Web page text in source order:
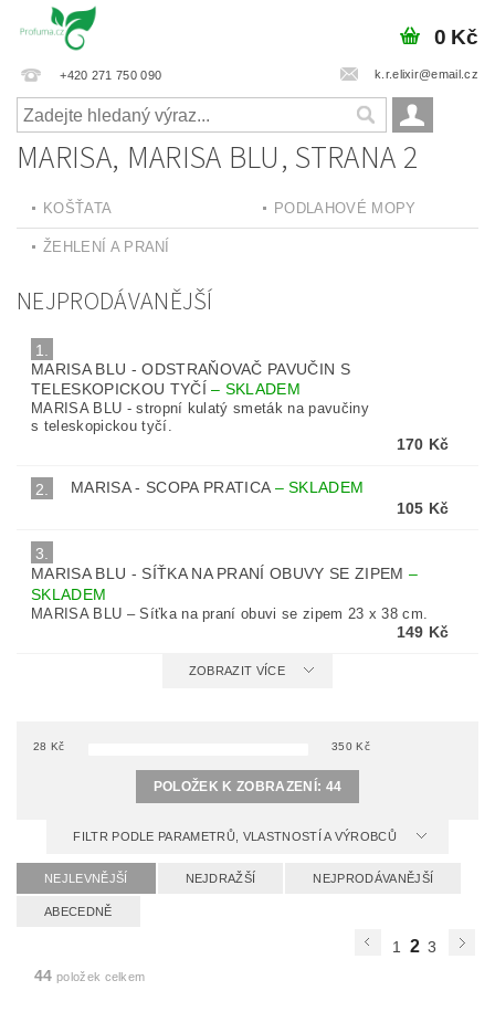
+420 271 750 090 k.r.elixir@email.cz
0 Kč
MARISA, MARISA BLU, STRANA 2
KOŠŤATA PODLAHOVÉ MOPY
ŽEHLENÍ A PRANÍ
NEJPRODÁVANĚJŠÍ
1.
MARISA BLU - ODSTRAŇOVAČ PAVUČIN S
TELESKOPICKOU TYČÍ– SKLADEM
MARISA BLU - stropní kulatý smeták na pavučiny
s teleskopickou tyčí.
170 Kč
2. MARISA - SCOPA PRATICA –SKLADEM
105 Kč
3.
MARISA BLU - SÍŤKA NA PRANÍ OBUVY SE ZIPEM –
SKLADEM
MARISA BLU – Síťka na praní obuvi se zipem 23 x 38 cm.
149 Kč
ZOBRAZIT VÍCE
28 Kč 350 Kč
POLOŽEK K ZOBRAZENÍ: 44
FILTR PODLE PARAMETRŮ, VLASTNOSTÍ A VÝROBCŮ
NEJLEVNĚJŠÍ NEJDRAŽŠÍ NEJPRODÁVANĚJŠÍ
ABECEDNĚ
1 2 3
44 položek celkem